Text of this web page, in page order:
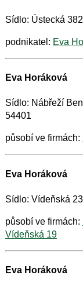
Sídlo: Ústecká
podnikatel: Eva
Eva Horáková
Sídlo: Nábřeží
54401
působí ve firmách:
Eva Horáková
Sídlo: Vídeňská
působí ve firmách:
Vídeňská 19
Eva Horáková